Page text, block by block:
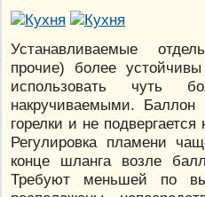
Устанавливаемые
прочие) более
использовать
накручиваемыми. Баллон
горелки и не
Регулировка пламени
конце шланга возле
Требуют меньшей по